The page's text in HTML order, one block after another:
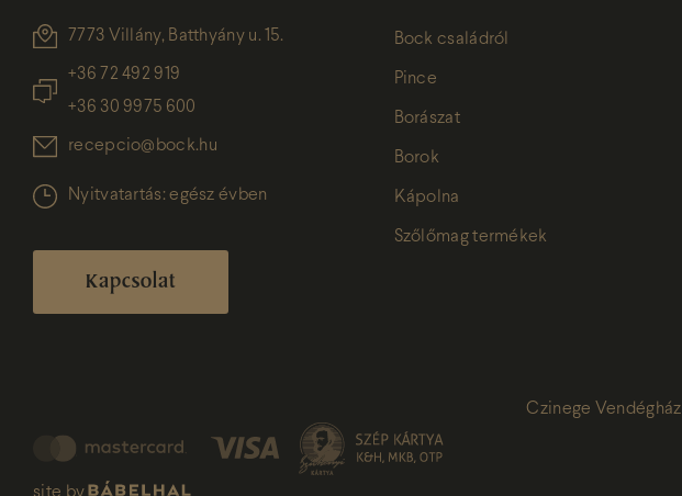
7773 Villány, Batthyány u. 15.
+36 72 492 919
+36 30 9975 600
recepcio@bock.hu
Nyitvatartás: egész évben
Kapcsolat
Bock családról
Pince
Borászat
Borok
Kápolna
Szőlőmag termékek
Czinege Vendégház
site by